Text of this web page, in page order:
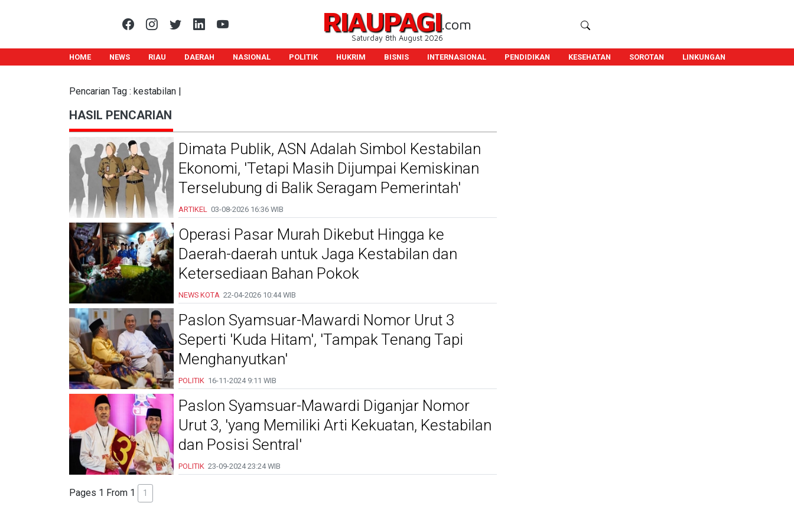
RIAUPAGI.com
Saturday 8th August 2026
HOME NEWS RIAU DAERAH NASIONAL POLITIK HUKRIM BISNIS INTERNASIONAL PENDIDIKAN KESEHATAN SOROTAN LINKUNGAN
Pencarian Tag : kestabilan |
HASIL PENCARIAN
Dimata Publik, ASN Adalah Simbol Kestabilan
Ekonomi, 'Tetapi Masih Dijumpai Kemiskinan
Terselubung di Balik Seragam Pemerintah'
ARTIKEL 03-08-2026 16:36 WIB
Operasi Pasar Murah Dikebut Hingga ke
Daerah-daerah untuk Jaga Kestabilan dan
Ketersediaan Bahan Pokok
NEWS KOTA 22-04-2026 10:44 WIB
Paslon Syamsuar-Mawardi Nomor Urut 3
Seperti 'Kuda Hitam', 'Tampak Tenang Tapi
Menghanyutkan'
POLITIK 16-11-20249:11 WIB
Paslon Syamsuar-Mawardi Diganjar Nomor
Urut 3, 'yang Memiliki Arti Kekuatan, Kestabilan
dan Posisi Sentral'
POLITIK 23-09-202423:24 WIB
Pages 1 From 1 1